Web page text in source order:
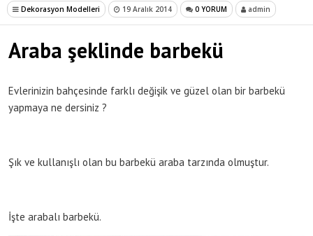
Dekorasyon Modelleri 19 Aralık 2014 0 YORUM admin
Araba şeklinde barbekü
Evlerinizin bahçesinde farklı değişik ve güzel olan bir barbekü
yapmaya ne dersiniz ?
Şık ve kullanışlı olan bu barbekü araba tarzında olmuştur.
İşte arabalı barbekü.